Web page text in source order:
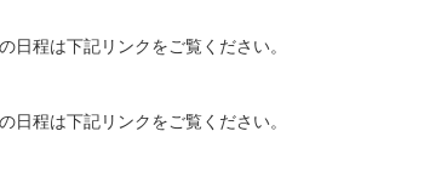
程は下記リンクをご覧ください。
程は下記リンクをご覧ください。